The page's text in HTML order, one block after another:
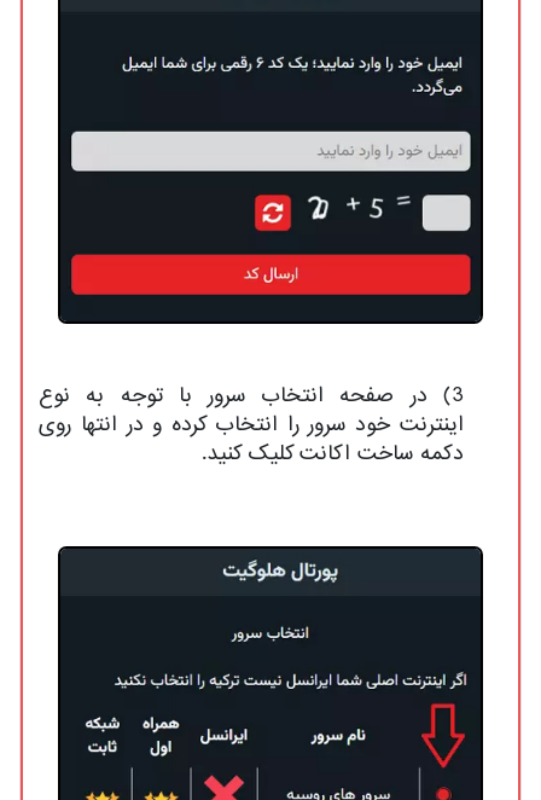
3) در صفحه انتخاب سرور با توجه به نوع
اینترنت خود سرور را انتخاب کرده و در انتها روی
دکمه ساخت اکانت کلیک کنید.